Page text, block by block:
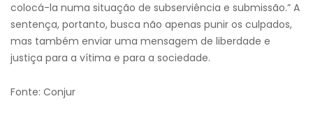
colocá-la numa situação de subserviência e submissão.” A
sentença, portanto, busca não apenas punir os culpados,
mas também enviar uma mensagem de liberdade e
justiça para a vítima e para a sociedade.
Fonte: Conjur